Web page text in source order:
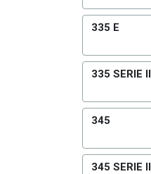
335 E
335 SERIE II
345
345 SERIE II